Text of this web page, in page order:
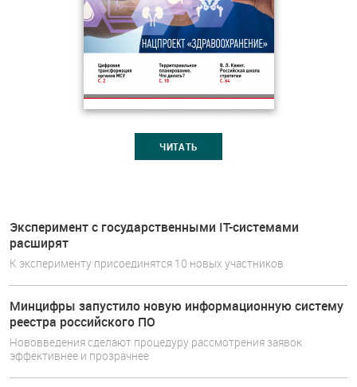
ЧИТАТЬ
Эксперимент с государственными IT-системами
расширят
К эксперименту присоединятся 10 новых участников
Минцифры запустило новую информационную систему
реестра российского ПО
Нововведения сделают процедуру рассмотрения заявок
эффективнее и прозрачнее